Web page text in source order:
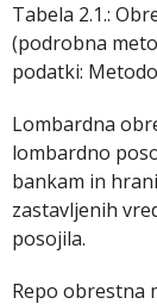
Tabela 2.1.:
(podrobna
podatki:
Lombardna
lombardno
bankam in
zastavljenih
posojila.
Repo obrestna